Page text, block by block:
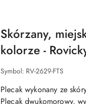
Skórzany,
kolorze -
Symbol: RV-2629-FTS
Plecak wykonany ze
Plecak dwukomorowy,